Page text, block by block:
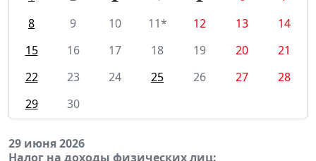
8
9 10 11* 12 13
14
15
16 17 18 19 20
21
22
23 24 25 26 27
28
29
30
29 июня 2026
Налог на доходы физических лиц: